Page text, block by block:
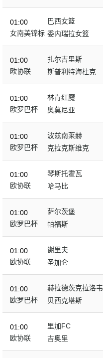
01:00
女南美锦标
巴西女篮
委内瑞拉女篮
01:00
欧协联
扎尔吉里斯
斯普利特海杜克
01:00
欧罗巴杯
林肯红魔
奥莫尼亚
01:00
欧罗巴杯
波兹南莱赫
克拉克斯维克
01:00
欧协联
琴斯托霍瓦
哈马比
01:00
欧罗巴杯
萨尔茨堡
帕福斯
01:00
欧协联
谢里夫
圣加仑
01:00
欧罗巴杯
赫拉德茨克拉洛韦
贝西克塔斯
01:00
欧协联
里加FC
吉奥里